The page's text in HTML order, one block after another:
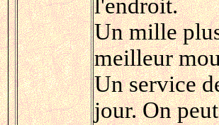
l'endroit.
Un mille
meilleur
Un service
jour. On